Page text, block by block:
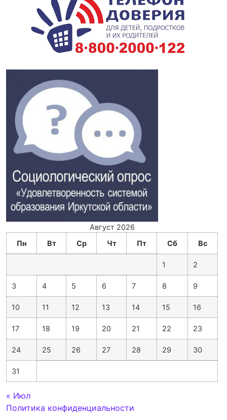
Август 2026
Пн
Вт Ср Чт Пт Сб Вс
1 2
3 4 5 6 7 8 9
10 11 12 13 14 15 16
17 18 19 20 21 22 23
24 25 26 27 28 29 30
31
« Июл
Политика конфиденциальности